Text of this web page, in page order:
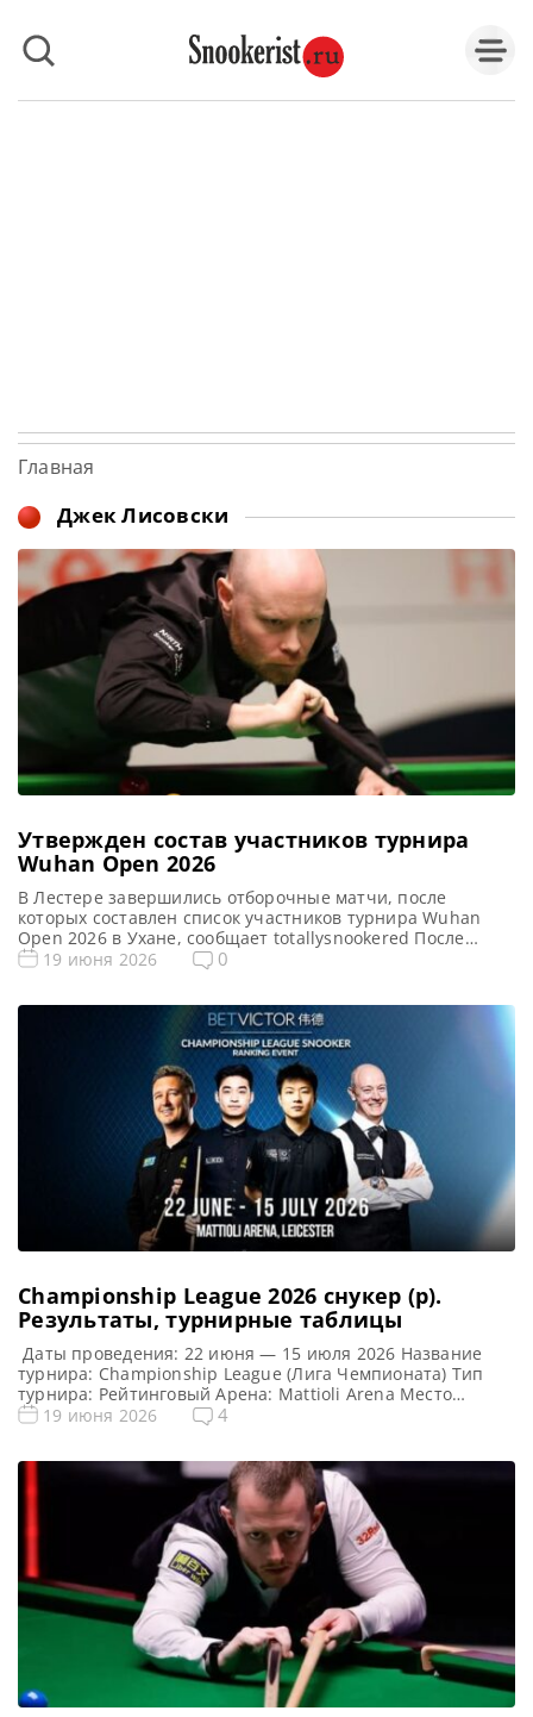
Главная
Джек Лисовски
Утвержден состав участников турнира
Wuhan Open 2026
В Лестере завершились отборочные матчи, после
которых составлен список участников турнира Wuhan
Open 2026 в Ухане, сообщает totallysnookered После
отборочных матчей China Open, состоявшихся на
Open 2026. В течение четырех дней на Mattioli Arena
проходили квалификационные поединки. Результаты
определили состав претендентов на участие […]
19 июня 2026 0
Championship League 2026 снукер (р).
Результаты, турнирные таблицы
Даты проведения: 22 июня — 15 июля 2026 Название
турнира: Championship League (Лига Чемпионата) Тип
турнира: Рейтинговый Арена: Mattioli Arena Место
проведения (населенный пункт, город, страна): Лестер,
Формат Лиги Чемпионов 2026 (рейтинговый) Подробный
формат Championship League Турнир разделен на три
этапа, при этом […]
19 июня 2026 4